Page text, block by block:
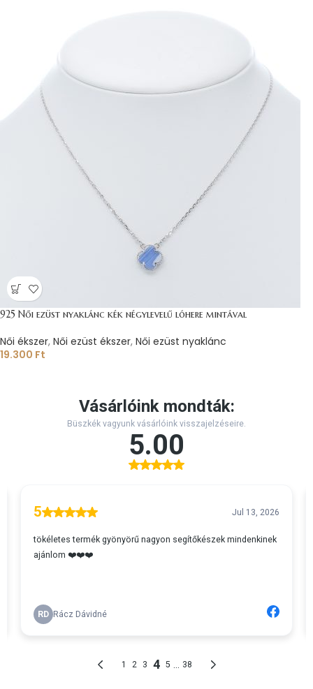
925 Női ezüst nyaklánc kék négylevelű lóhere mintával
Női ékszer, Női ezüst ékszer, Női ezüst nyaklánc
19.300 Ft